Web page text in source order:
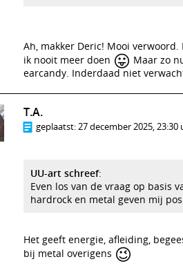
Ah, makker Deric! Mooi
ik nooit meer doen 😛 Maar zo
earcandy. Inderdaad niet
T.A.
geplaatst:27 december 2025, 23:30
UU-art schreef:
Even los van de vraag op basis
hardrock en metal geven mij
Het geeft energie, afleiding,
bij metal overigens 😉